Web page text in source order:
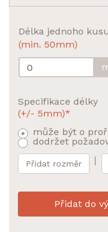
Délka jednoho kusu
(min. 50mm)
Specifikace délky
(+/- 5mm)*
může být o
dodržet
Přidat rozměr
Přidat do